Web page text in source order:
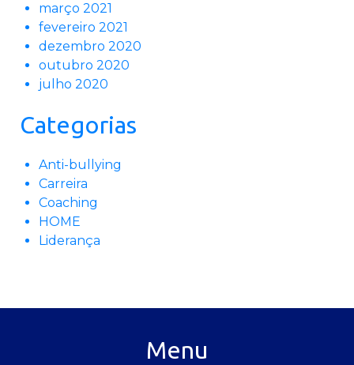
março 2021
fevereiro 2021
dezembro 2020
outubro 2020
julho 2020
Categorias
Anti-bullying
Carreira
Coaching
HOME
Liderança
Menu